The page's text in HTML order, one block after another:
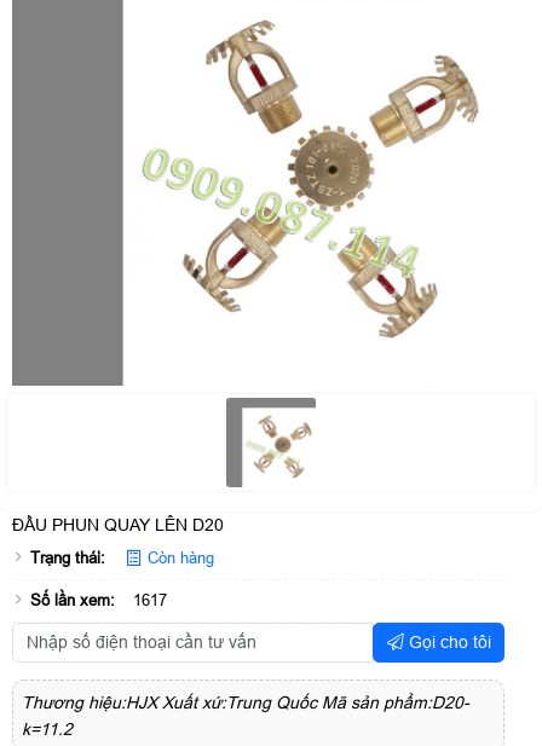
ĐẦU PHUN QUAY LÊN D20
Trạng thái: Còn hàng
Số lần xem: 1617
Gọi cho tôi
Thương hiệu:HJX Xuất xứ:Trung Quốc Mã sản phẩm:D20-
k=11.2